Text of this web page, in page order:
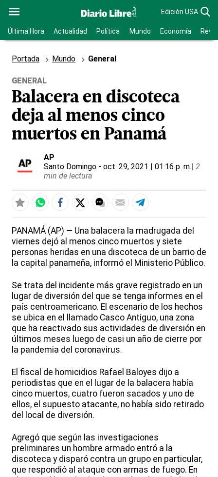
Edición USA
Última Hora Actualidad Política Mundo Economía
Portada Mundo General
GENERAL
Balacera en discoteca
deja al menos cinco
muertos en Panamá
AP
Santo Domingo - oct. 29, 2021 | 01:16 p. m.| 2
min de lectura
PANAMÁ (AP) — Una balacera la madrugada del
viernes dejó al menos cinco muertos y siete
personas heridas en una discoteca de un barrio de
la capital panameña, informó el Ministerio Público.
Se trata del incidente más grave registrado en un
lugar de diversión del que se tenga informes en el
país centroamericano. El escenario de los hechos
se ubica en el llamado Casco Antiguo, una zona
que ha reactivado sus actividades de diversión en
últimos meses luego de casi un año de cierre por
la pandemia del coronavirus.
El fiscal de homicidios Rafael Baloyes dijo a
periodistas que en el lugar de la balacera había
cinco muertos, cuatro fueron sacados y uno de
ellos, el supuesto atacante, no había sido retirado
del local de diversión.
Agregó que según las investigaciones
preliminares un hombre armado entró a la
discoteca y disparó contra un grupo en particular,
que respondió al ataque con armas de fuego. En